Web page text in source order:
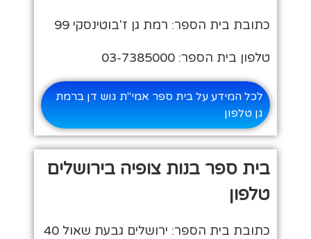
כתובת בית הספר: רמת גן ז'בוטינסקי 99
טלפון בית הספר: 03-7385000
לכל המידע על בית ספר אמי"ת גוש דן ברמת
גן טלפון
בית ספר בנות צופיה בירושלים
טלפון
כתובת בית הספר: ירושלים גבעת שאול 40